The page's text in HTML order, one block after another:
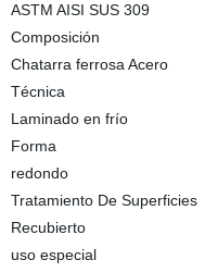
ASTM AISI SUS 309
Composición
Chatarra ferrosa Acero
Técnica
Laminado en frío
Forma
redondo
Tratamiento De Superficies
Recubierto
uso especial